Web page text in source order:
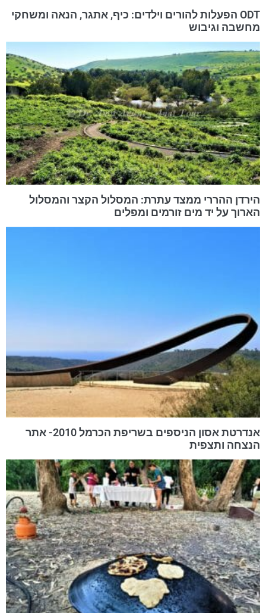
ODT הפעלות להורים וילדים: כיף, אתגר, הנאה ומשחקי
מחשבה וגיבוש
הירדן ההררי ממצד עתרת: המסלול הקצר והמסלול
הארוך על יד מים זורמים ומפלים
אנדרטת אסון הניספים בשריפת הכרמל 2010- אתר
הנצחה ותצפית